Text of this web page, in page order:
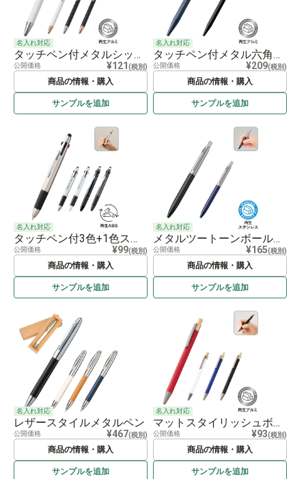
名入れ対応
タッチペン付メタルシックボールペン（再生アルミ）
公開価格 ¥121 (税別)
商品の情報・購入
サンプルを追加
名入れ対応
タッチペン付メタル六角ボールペン（再生アルミ）
公開価格 ¥209(税別)
商品の情報・購入
サンプルを追加
名入れ対応
タッチペン付3色+1色スリムペン（再生ABS）
公開価格 ¥99(税別)
商品の情報・購入
サンプルを追加
名入れ対応
メタルツートーンボールペン（再生ステンレス）
公開価格 ¥165(税別)
商品の情報・購入
サンプルを追加
名入れ対応
レザースタイルメタルペン
公開価格 ¥467(税別)
商品の情報・購入
サンプルを追加
名入れ対応
マットスタイリッシュボールペン（再生アルミ）
公開価格 ¥93(税別)
商品の情報・購入
サンプルを追加